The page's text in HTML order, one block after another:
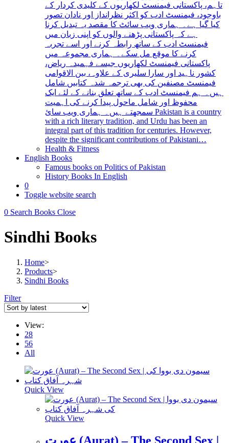
تاہم، پاکستانی فیمنسٹ لکھاریوں کے کلیدی کردار کے
باوجود، فیمنسٹ ادب کو اکثر نظرانداز اور نادان تصور
کیا گیا ہے۔ ہماری ویب سائٹ کا مقصد یہ تبدیل کرنا
ہے کہ پاکستانی پڑھنے والوں کو اپنی زبان میں
فیمنسٹ ادب کے ساتھ رابطہ کرنے اور اسے تجربہ
کرنے کا موقع مل سکے۔ ہماری مجموعہ میں
پاکستانی فیمنسٹ لکھاریوں جیسے فہمیدہ ریاض،
کشور ناہید اور سارا سلیری کے علاوہ، بین الاقوامی
فیمنسٹ مصنفین کی بھی ترجمہ شدہ کتابیں شامل
ہیں۔ ہم فیمنسٹ ادب کے ساتھ تعلق بنانے کے لئے ایک
محفوظ اور شامل ماحول پیدا کرنے کی اہمیت
سمجھتے ہیں۔ ہماری ویب سائ Pakistan is a country
with a rich literary tradition, and Urdu has been an
integral part of this tradition for centuries. However,
despite the significant contributions of Pakistani…
Health & Fitness
English Books
Famous books on Politics of Pakistan
History Books In English
0
Toggle website search
0 Search Books Close
Sindhi Books
Home>
Products>
Sindhi Books
Filter
View:
28
56
All
Quick View
Quick View
عورت (Aurat) – The Second Sex |